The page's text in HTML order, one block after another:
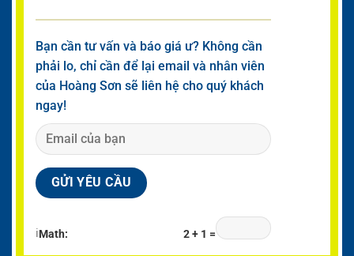
Bạn cần tư vấn và báo giá ư? Không cần
phải lo, chỉ cần để lại email và nhân viên
của Hoàng Sơn sẽ liên hệ cho quý khách
ngay!
ℹMath: 2 + 1 =